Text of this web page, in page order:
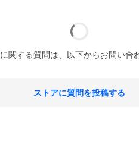
に関する質問は、以下からお問い合
ストアに質問を投稿する